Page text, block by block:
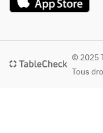
© 2025
Tous